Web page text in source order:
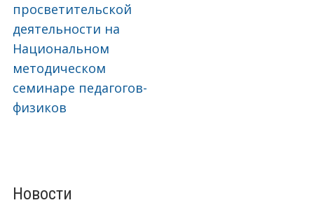
просветительской
деятельности на
Национальном
методическом
семинаре педагогов-
физиков
Новости